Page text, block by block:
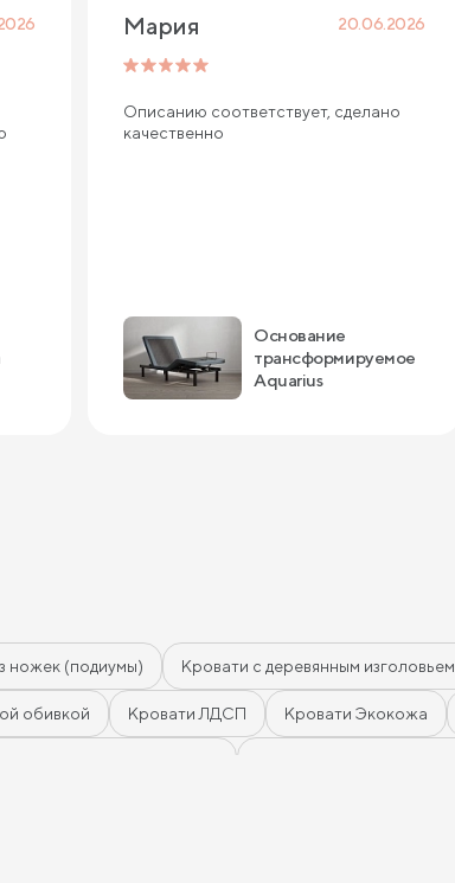
Мария 20.06.2026
Описанию соответствует, сделано
качественно
Основание
трансформируемое
Aquarius
ножек (подиумы) Кровати с деревянным изголовьем
обивкой Кровати ЛДСП Кровати Экокожа